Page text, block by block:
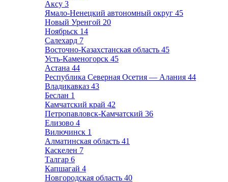
Аксу 3
Ямало-Ненецкий автономный округ 45
Новый Уренгой 20
Ноябрьск 14
Салехард 7
Восточно-Казахстанская область 45
Усть-Каменогорск 45
Астана 44
Республика Северная Осетия — Алания 44
Владикавказ 43
Беслан 1
Камчатский край 42
Петропавловск-Камчатский 36
Елизово 4
Вилючинск 1
Алматинская область 41
Каскелен 7
Талгар 6
Капшагай 4
Новгородская область 40